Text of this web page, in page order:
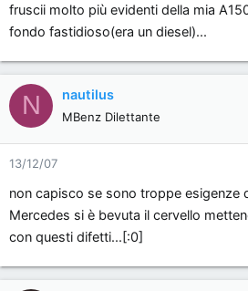
fruscii molto più evidenti della mia
fondo fastidioso(era un diesel)...
N nautilus
MBenz Dilettante
13/12/07
non capisco se sono troppe esigenze
Mercedes si è bevuta il cervello
con questi difetti...[:0]